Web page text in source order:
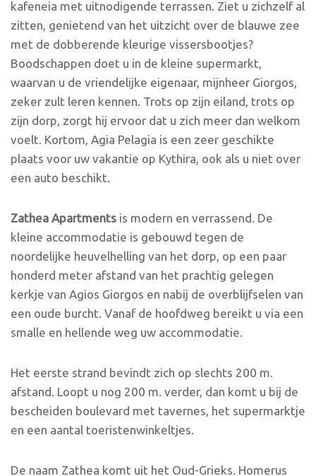
kafeneia met uitnodigende terrassen. Ziet u zichzelf al
zitten, genietend van het uitzicht over de blauwe zee
met de dobberende kleurige vissersbootjes?
Boodschappen doet u in de kleine supermarkt,
waarvan u de vriendelijke eigenaar, mijnheer Giorgos,
zeker zult leren kennen. Trots op zijn eiland, trots op
zijn dorp, zorgt hij ervoor dat u zich meer dan welkom
voelt. Kortom, Agia Pelagia is een zeer geschikte
plaats voor uw vakantie op Kythira, ook als u niet over
een auto beschikt.
Zathea Apartments is modern en verrassend. De
kleine accommodatie is gebouwd tegen de
noordelijke heuvelhelling van het dorp, op een paar
honderd meter afstand van het prachtig gelegen
kerkje van Agios Giorgos en nabij de overblijfselen van
een oude burcht. Vanaf de hoofdweg bereikt u via een
smalle en hellende weg uw accommodatie.
Het eerste strand bevindt zich op slechts 200 m.
afstand. Loopt u nog 200 m. verder, dan komt u bij de
bescheiden boulevard met tavernes, het supermarktje
en een aantal toeristenwinkeltjes.
De naam Zathea komt uit het Oud-Grieks. Homerus